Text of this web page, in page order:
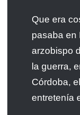
Que era
pasaba en
arzobispo
la guerra,
Córdoba,
entretenía